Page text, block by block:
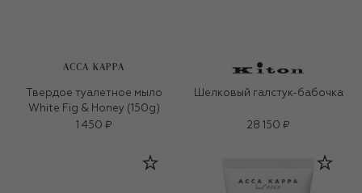
ACCA KAPPA
Твердое туалетное мыло
White Fig & Honey (150g)
1 450 ₽
Шелковый галстук-бабочка
28 150 ₽